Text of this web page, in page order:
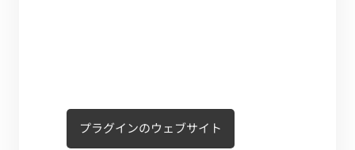
プラグインのウェブサイト